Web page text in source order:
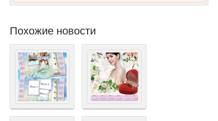
Похожие новости